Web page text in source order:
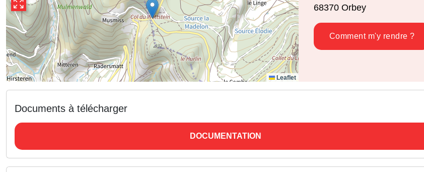
Leaflet
68370 Orbey
Comment m'y rendre ?
Documents à télécharger
DOCUMENTATION